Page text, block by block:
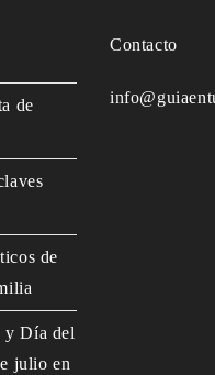
de
de
y Día del
julio en
Contacto